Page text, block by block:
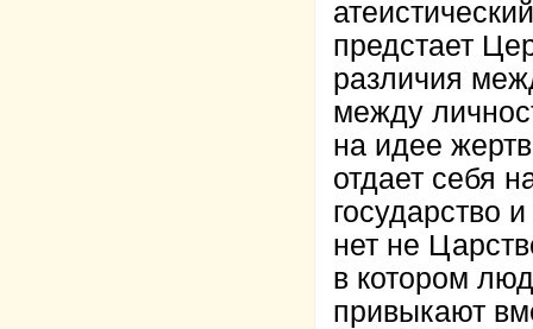
предстает
различия
между
на идее
отдает себя
государство
нет не
в котором
привыкают